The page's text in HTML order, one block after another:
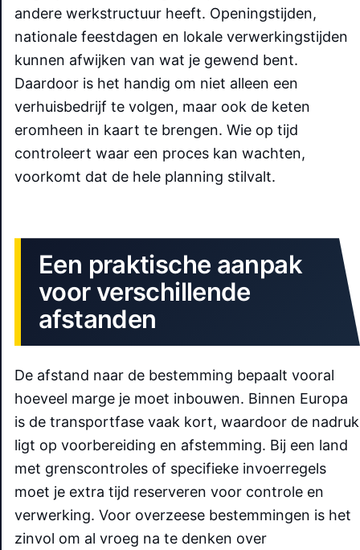
andere werkstructuur heeft. Openingstijden,
nationale feestdagen en lokale verwerkingstijden
kunnen afwijken van wat je gewend bent.
Daardoor is het handig om niet alleen een
verhuisbedrijf te volgen, maar ook de keten
eromheen in kaart te brengen. Wie op tijd
controleert waar een proces kan wachten,
voorkomt dat de hele planning stilvalt.
Een praktische aanpak
voor verschillende
afstanden
De afstand naar de bestemming bepaalt vooral
hoeveel marge je moet inbouwen. Binnen Europa
is de transportfase vaak kort, waardoor de nadruk
ligt op voorbereiding en afstemming. Bij een land
met grenscontroles of specifieke invoerregels
moet je extra tijd reserveren voor controle en
verwerking. Voor overzeese bestemmingen is het
zinvol om al vroeg na te denken over